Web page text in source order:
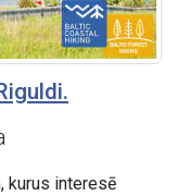
kurus interesē